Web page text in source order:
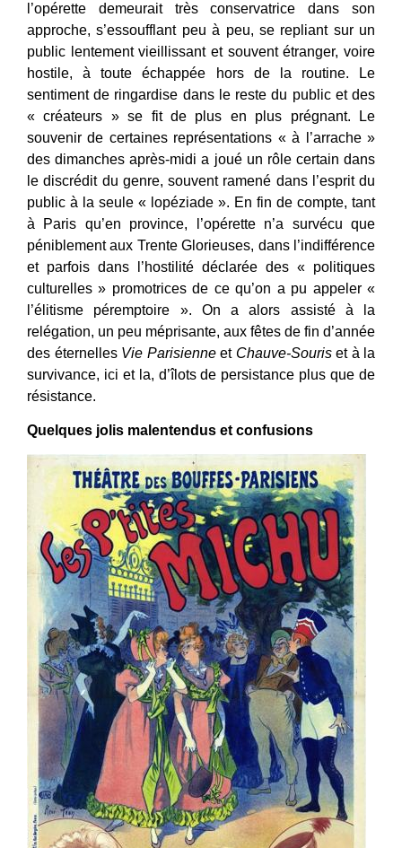
l’opérette demeurait très conservatrice dans son
approche, s’essoufflant peu à peu, se repliant sur un
public lentement vieillissant et souvent étranger, voire
hostile, à toute échappée hors de la routine. Le
sentiment de ringardise dans le reste du public et des
« créateurs » se fit de plus en plus prégnant. Le
souvenir de certaines représentations « à l’arrache »
des dimanches après-midi a joué un rôle certain dans
le discrédit du genre, souvent ramené dans l’esprit du
public à la seule « lopéziade ». En fin de compte, tant
à Paris qu’en province, l’opérette n’a survécu que
péniblement aux Trente Glorieuses, dans l’indifférence
et parfois dans l’hostilité déclarée des « politiques
culturelles » promotrices de ce qu’on a pu appeler «
l’élitisme péremptoire ». On a alors assisté à la
relégation, un peu méprisante, aux fêtes de fin d’année
des éternelles Vie Parisienneet Chauve-Souriset à la
survivance, ici et la, d’îlots de persistance plus que de
résistance.
Quelques jolis malentendus et confusions